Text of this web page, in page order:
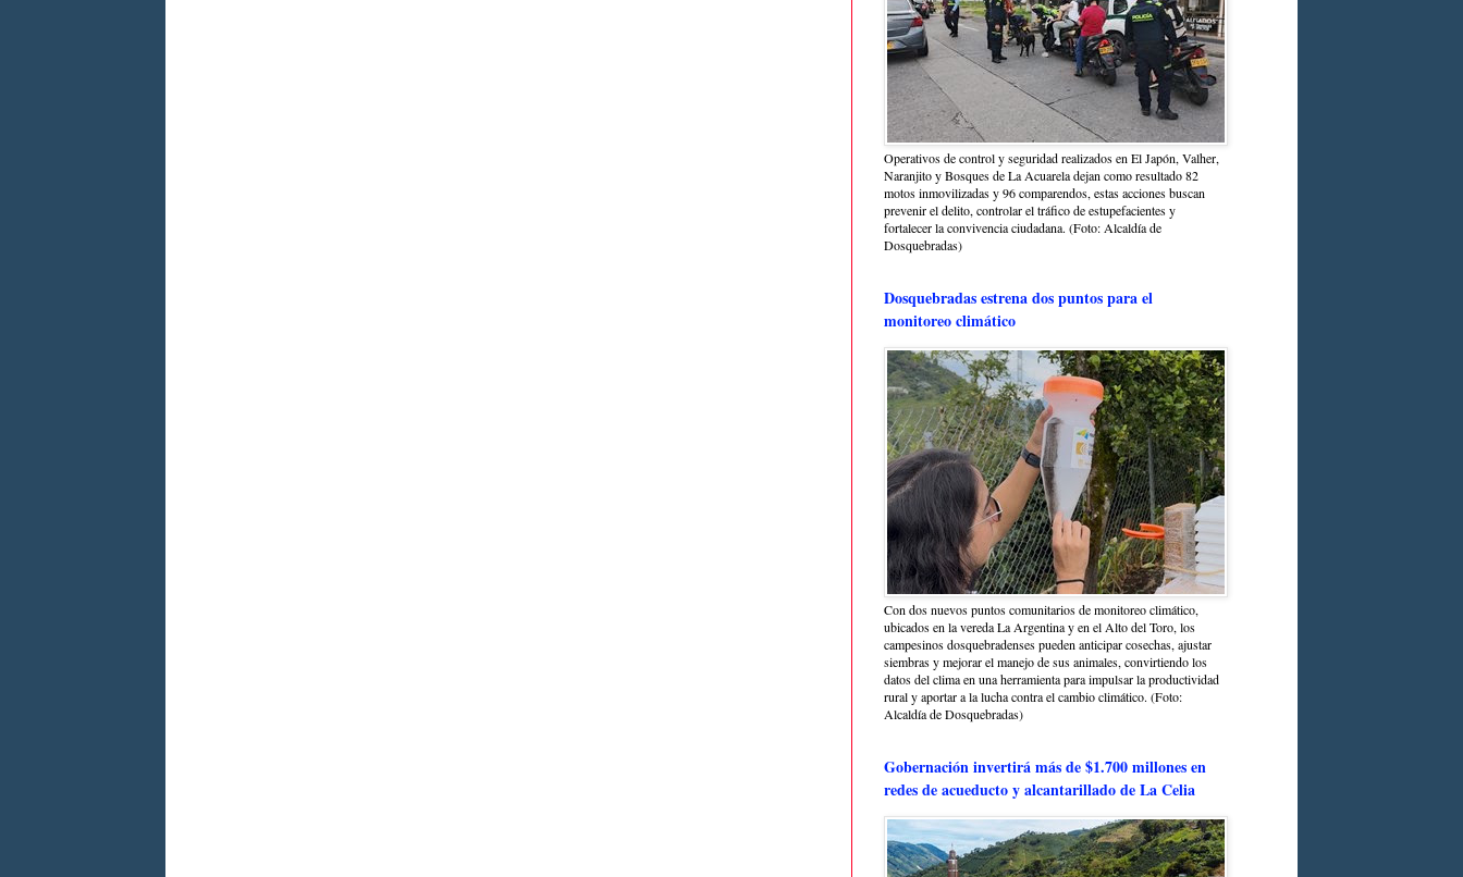
Operativos de control y seguridad realizados en El Japón, Valher,
Naranjito y Bosques de La Acuarela dejan como resultado 82
motos inmovilizadas y 96 comparendos, estas acciones buscan
prevenir el delito, controlar el tráfico de estupefacientes y
fortalecer la convivencia ciudadana. (Foto: Alcaldía de
Dosquebradas)
Dosquebradas estrena dos puntos para el
monitoreo climático
Con dos nuevos puntos comunitarios de monitoreo climático,
ubicados en la vereda La Argentina y en el Alto del Toro, los
campesinos dosquebradenses pueden anticipar cosechas, ajustar
siembras y mejorar el manejo de sus animales, convirtiendo los
datos del clima en una herramienta para impulsar la productividad
rural y aportar a la lucha contra el cambio climático. (Foto:
Alcaldía de Dosquebradas)
Gobernación invertirá más de $1.700 millones en
redes de acueducto y alcantarillado de La Celia